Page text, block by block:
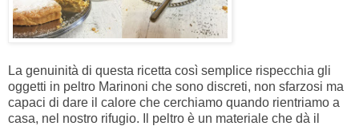
La genuinità di questa ricetta così semplice rispecchia gli
oggetti in peltro Marinoni che sono discreti, non sfarzosi ma
capaci di dare il calore che cerchiamo quando rientriamo a
casa, nel nostro rifugio. Il peltro è un materiale che dà il